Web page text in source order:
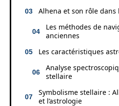
Alhena et son rôle
Les méthodes de
anciennes
Les caractéristiques
Analyse
stellaire
Symbolisme stellaire :
et l’astrologie